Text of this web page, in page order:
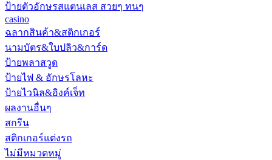
ป้ายตัวอักษรสแตนเลส สวยๆ ทนๆ
casino
ฉลากสินค้า&สติกเกอร์
นามบัตร&ใบปลิว&การ์ด
ป้ายพลาสวูด
ป้ายไฟ & อักษรโลหะ
ป้ายไวนิล&อิงค์เจ็ท
ผลงานอื่นๆ
สกรีน
สติกเกอร์แต่งรถ
ไม่มีหมวดหมู่